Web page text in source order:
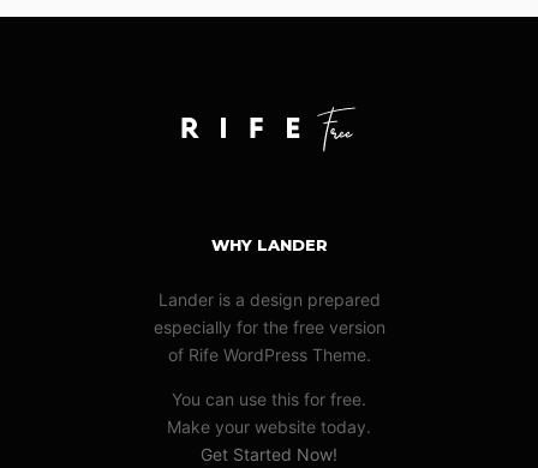
WHY LANDER
Lander is a design prepared
especially for the free version
of Rife WordPress Theme.
You can use this for free.
Make your website today.
Get Started Now!